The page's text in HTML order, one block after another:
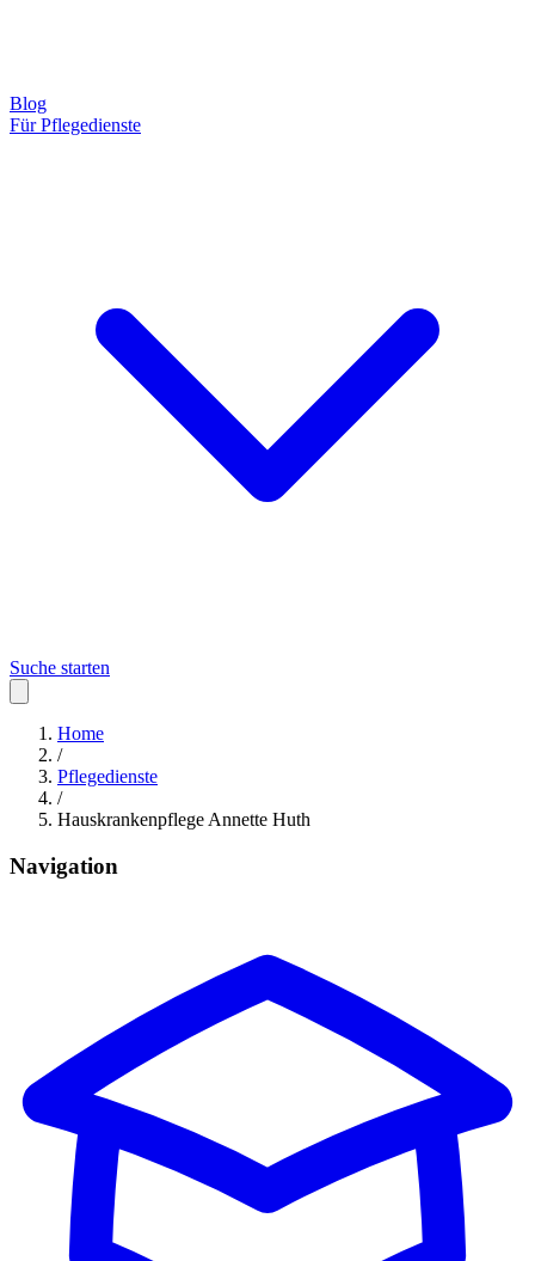
Blog
Für Pflegedienste
Suche starten
Home
/
Pflegedienste
/
Hauskrankenpflege Annette Huth
Navigation